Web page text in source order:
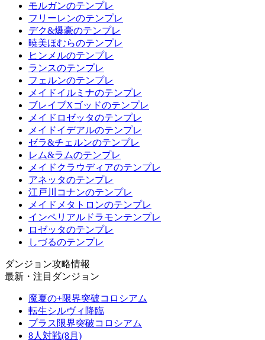
モルガンのテンプレ
フリーレンのテンプレ
デク&爆豪のテンプレ
暁美ほむらのテンプレ
ヒンメルのテンプレ
ランスのテンプレ
フェルンのテンプレ
メイドイルミナのテンプレ
ブレイブXゴッドのテンプレ
メイドロゼッタのテンプレ
メイドイデアルのテンプレ
ゼラ&チェルンのテンプレ
レム&ラムのテンプレ
メイドクラウディアのテンプレ
アネッタのテンプレ
江戸川コナンのテンプレ
メイドメタトロンのテンプレ
インペリアルドラモンテンプレ
ロゼッタのテンプレ
しづるのテンプレ
ダンジョン攻略情報
最新・注目ダンジョン
魔夏の+限界突破コロシアム
転生シルヴィ降臨
プラス限界突破コロシアム
8人対戦(8月)